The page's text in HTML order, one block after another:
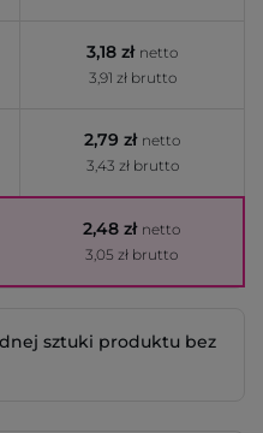
3,18 zł netto
3,91 zł brutto
2,79 zł netto
3,43 zł brutto
2,48 zł netto
3,05 zł brutto
sztuki produktu bez